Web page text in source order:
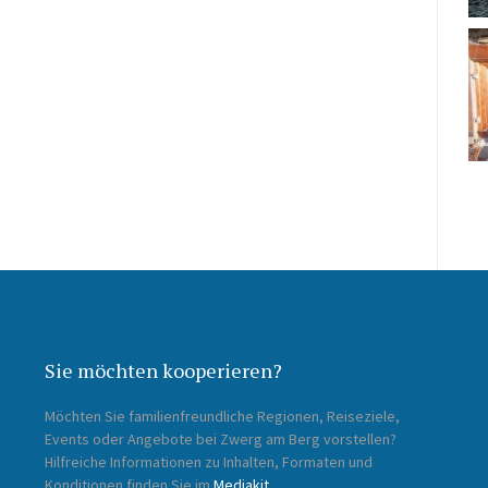
Sie möchten kooperieren?
Möchten Sie familienfreundliche Regionen, Reiseziele,
Events oder Angebote bei Zwerg am Berg vorstellen?
Hilfreiche Informationen zu Inhalten, Formaten und